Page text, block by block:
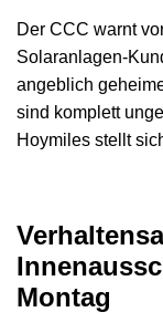
Der CCC warnt
Solaranlagen-
angeblich
sind komplett
Hoymiles stellt
Montag